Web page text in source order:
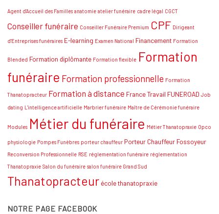
national
thanatopraxie
Conseils
Agent d'Accueil des Familles anatomie atelier funéraire cadre légal CGCT
Conseiller funéraire Conseiller Funéraire Premium CPF Dirigeant
d'Entreprises funéraires E-learning Examen National Financement Formation
Blended Formation diplômante Formation flexible Formation
funéraire Formation professionnelle Formation
Thanatopracteur Formation à distance France Travail FUNEROAD Job
dating L'intelligence artificielle Marbrier funéraire Maître de Cérémonie funéraire
Modules Métier du funéraire Métier Thanatopraxie Opco
physiologie Pompes Funèbres porteur chauffeur Porteur Chauffeur Fossoyeur
Reconversion Professionnelle RSE réglementation funéraire réglementation
Thanatopraxie Salon du funéraire salon funéraire Grand Sud
Thanatopracteur école thanatopraxie
NOTRE PAGE FACEBOOK